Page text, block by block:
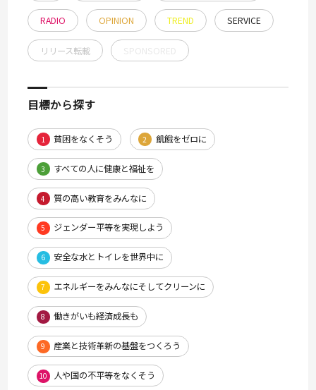
RADIO OPINION TREND SERVICE
リリース転載
目標から探す
1 貧困をなくそう 2 飢餓をゼロに
3 すべての人に健康と福祉を
4 質の高い教育をみんなに
5 ジェンダー平等を実現しよう
6 安全な水とトイレを世界中に
7 エネルギーをみんなにそしてクリーンに
8 働きがいも経済成長も
9 産業と技術革新の基盤をつくろう
10 人や国の不平等をなくそう